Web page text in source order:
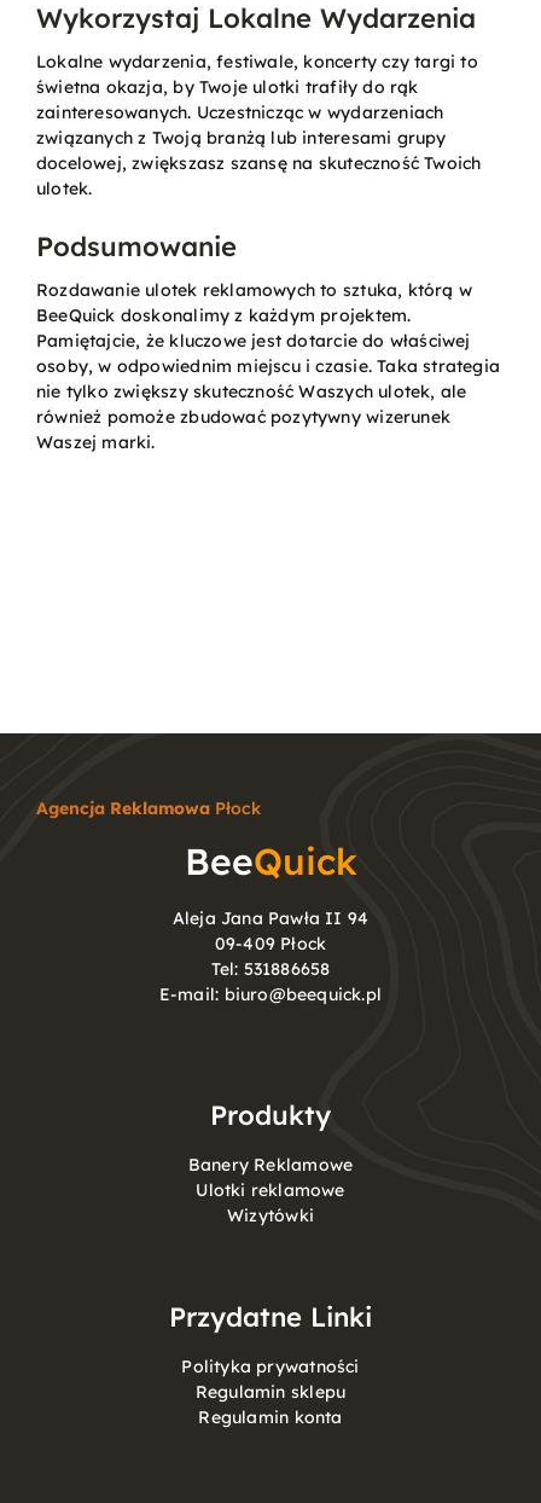
Wykorzystaj Lokalne Wydarzenia
Lokalne wydarzenia, festiwale, koncerty czy targi to
świetna okazja, by Twoje ulotki trafiły do rąk
zainteresowanych. Uczestnicząc w wydarzeniach
związanych z Twoją branżą lub interesami grupy
docelowej, zwiększasz szansę na skuteczność Twoich
ulotek.
Podsumowanie
Rozdawanie ulotek reklamowych to sztuka, którą w
BeeQuick doskonalimy z każdym projektem.
Pamiętajcie, że kluczowe jest dotarcie do właściwej
osoby, w odpowiednim miejscu i czasie. Taka strategia
nie tylko zwiększy skuteczność Waszych ulotek, ale
również pomoże zbudować pozytywny wizerunek
Waszej marki.
Agencja ReklamowaPłock
BeeQuick
Aleja Jana Pawła II 94
09-409 Płock
Tel: 531886658
E-mail: biuro@beequick.pl
Produkty
Banery Reklamowe
Ulotki reklamowe
Wizytówki
Przydatne Linki
Polityka prywatności
Regulamin sklepu
Regulamin konta